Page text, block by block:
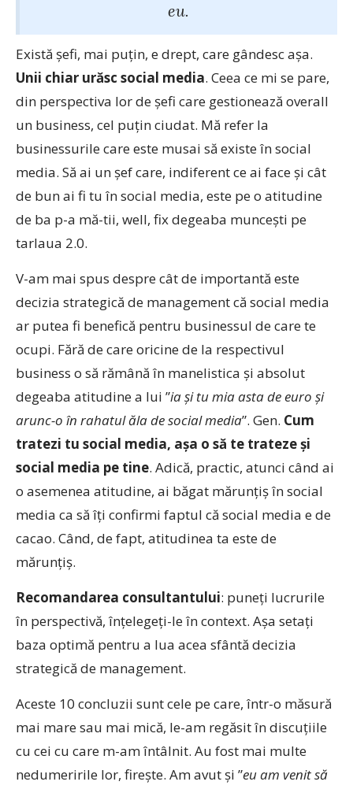
eu.
Există șefi, mai puțin, e drept, care gândesc așa.
Unii chiar urăsc social media. Ceea ce mi se pare,
din perspectiva lor de șefi care gestionează overall
un business, cel puțin ciudat. Mă refer la
businessurile care este musai să existe în social
media. Să ai un șef care, indiferent ce ai face și cât
de bun ai fi tu în social media, este pe o atitudine
de ba p-a mă-tii, well, fix degeaba muncești pe
tarlaua 2.0.
V-am mai spus despre cât de importantă este
decizia strategică de management că social media
ar putea fi benefică pentru businessul de care te
ocupi. Fără de care oricine de la respectivul
business o să rămână în manelistica și absolut
degeaba atitudine a lui ”ia și tu mia asta de euro și
arunc-o în rahatul ăla de social media”. Gen. Cum
tratezi tu social media, așa o să te trateze și
social media pe tine. Adică, practic, atunci când ai
o asemenea atitudine, ai băgat mărunțiș în social
media ca să îți confirmi faptul că social media e de
cacao. Când, de fapt, atitudinea ta este de
mărunțiș.
Recomandarea consultantului: puneți lucrurile
în perspectivă, înțelegeți-le în context. Așa setați
baza optimă pentru a lua acea sfântă decizia
strategică de management.
Aceste 10 concluzii sunt cele pe care, într-o măsură
mai mare sau mai mică, le-am regăsit în discuțiile
cu cei cu care m-am întâlnit. Au fost mai multe
nedumeririle lor, firește. Am avut și ”eu am venit să